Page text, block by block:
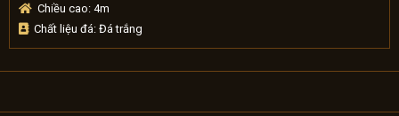
Chiều cao: 4m
Chất liệu đá: Đá trắng